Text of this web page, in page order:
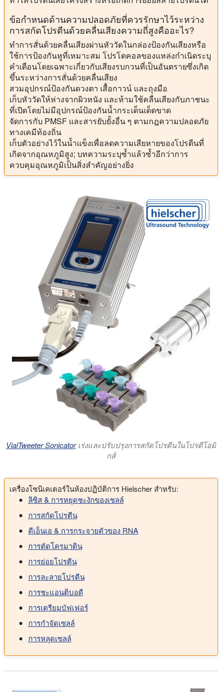
ข้อกำหนดด้านความปลอดภัยที่ควรรักษาไว้ระหว่าง
การสกัดโปรตีนด้วยคลื่นเสียงความถี่สูงคืออะไร?
ทำการสั่นด้วยคลื่นเสียงผ่านหัววัดในกล่องป้องกันเสียงหรือ
ใช้การป้องกันหูที่เหมาะสม โปรโตคอลของแหล่งกำเนิดระบุ
คำเตือนโดยเฉพาะเกี่ยวกับเสียงรบกวนที่เป็นอันตรายซึ่งเกิด
ขึ้นระหว่างการสั่นด้วยคลื่นเสียง
สวมอุปกรณ์ป้องกันดวงตา เสื้อกาวน์ และถุงมือ
เก็บหัววัดให้ห่างจากผิวหนัง และห้ามใช้คลื่นเสียงกับภาชนะ
ที่เปิดโดยไม่มีอุปกรณ์ป้องกันน้ำกระเด็นเด็ดขาด
จัดการกับ PMSF และสารยับยั้งอื่น ๆ ตามกฎความปลอดภัย
ทางเคมีท้องถิ่น
เก็บตัวอย่างไว้ในน้ำแข็งเพื่อลดความเสียหายของโปรตีนที่
เกิดจากอุณหภูมิสูง; บทความระบุซ้ำแล้วซ้ำอีกว่าการ
ควบคุมอุณหภูมิเป็นสิ่งสำคัญอย่างยิ่ง
VialTweeter Sonicatorเร่งและปรับปรุงการสกัดโปรตีนในโปรตีโอมิ
กส์
เครื่องโซนิเคเตอร์ในห้องปฏิบัติการ Hielscher สำหรับ:
ลิซิส & การหยุดชะงักของเซลล์
การสกัดโปรตีน
ดีเอ็นเอ & การกระจายตัวของ RNA
การตัดโครมาติน
การย่อยโปรตีน
การละลายโปรตีน
การชะแอนติบอดี
การเตรียมบัฟเฟอร์
การกำจัดเซลล์
การหลุดเซลล์